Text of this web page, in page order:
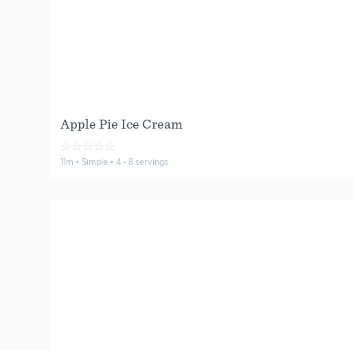
Apple Pie Ice Cream
☆☆☆☆☆
11m • Simple • 4 - 8 servings